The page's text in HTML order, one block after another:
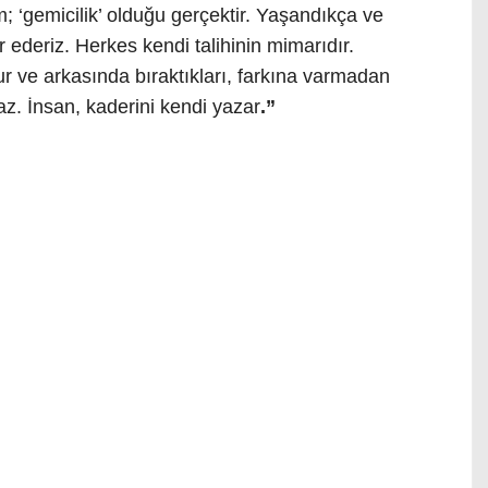
‘gemicilik’ olduğu gerçektir. Yaşandıkça ve
Herkes kendi talihinin mimarıdır.
ve arkasında bıraktıkları, farkına varmadan
İnsan, kaderini kendi yazar.”